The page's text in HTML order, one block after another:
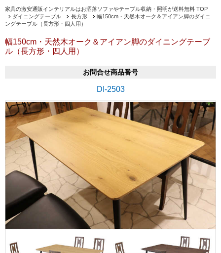
家具の激安通販インテリアルはお洒落ソファやテーブル収納・照明が送料無料 TOP
ダイニングテーブル
長方形
幅150cm・天然木オーク＆アイアン脚のダイニ
ングテーブル（長方形・四人用）
幅150cm・天然木オーク＆アイアン脚のダイニングテーブ
ル（長方形・四人用）
お問合せ商品番号
DI-2503